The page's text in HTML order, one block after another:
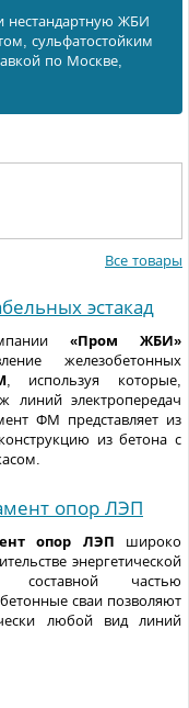
нестандартную ЖБИ
сульфатостойким
по Москве,
Все товары
эстакад
«Пром ЖБИ»
железобетонных
, используя которые,
линий электропередач
ФМ представляет из
из бетона с
опор ЛЭП
опор ЛЭП широко
энергетической
составной частью
сваи позволяют
любой вид линий